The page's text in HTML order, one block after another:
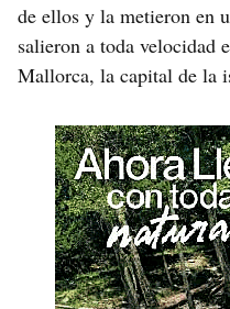
de ellos y la metieron en
salieron a toda velocidad
Mallorca, la capital de la